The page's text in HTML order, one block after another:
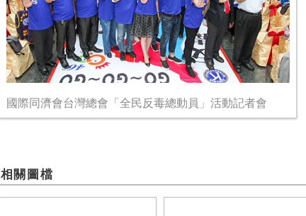
國際同濟會台灣總會「全民反毒總動員」活動記者會
相關圖檔